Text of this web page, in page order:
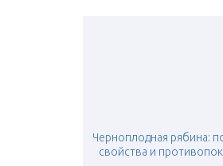
Черноплодная рябина:
свойства и